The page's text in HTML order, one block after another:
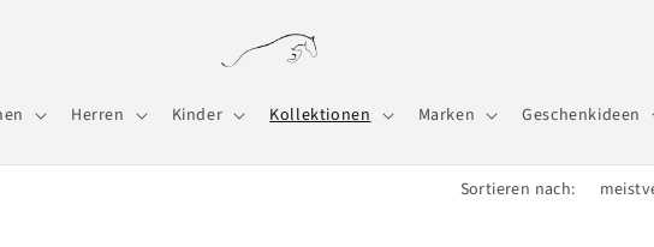
Herren Kinder Kollektionen Marken Geschenkideen
Sortieren nach: